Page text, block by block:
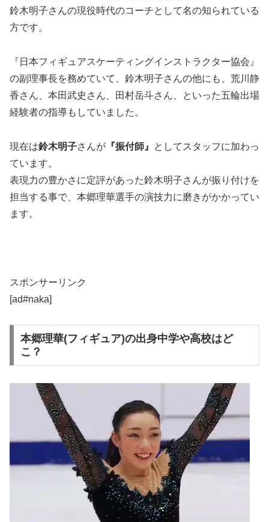
鈴木明子さんの現役時代のコーチとして名の知られている
方です。
『日本フィギュアスケーティングインストラクター協会』
の副理事長を務めていて、鈴木明子さんの他にも、荒川静
香さん、本田武史さん、田村岳斗さん、といった五輪出場
経験者の指導もしていました。
現在は鈴木明子さんが 『振付師』
としてスタッフに加わっ
ています。
表現力の豊かさに定評があった鈴木明子さんが振り付けを
担当する事で、本郷理華選手の演技力に磨きがかかってい
ます。
スポンサーリンク
[ad#naka]
本郷理華(フィギュア)の出身中学や高校はど
こ？